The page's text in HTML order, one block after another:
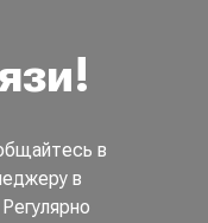
в
в